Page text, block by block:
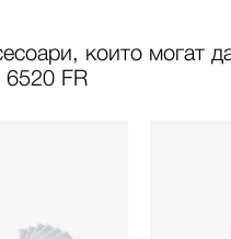
които могат
6520 FR